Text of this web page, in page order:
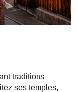
traditions
ses temples,